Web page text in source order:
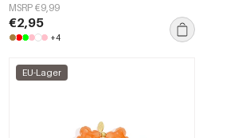
MSRP €9,99
€2,95
+4
EU-Lager